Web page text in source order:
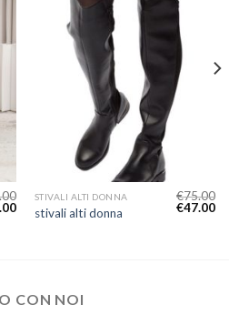
STIVALI ALTI DONNA
stivali alti donna
€75.00
€47.00
CON NOI